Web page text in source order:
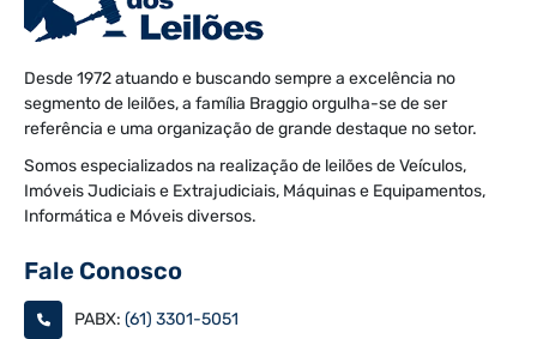
Desde 1972 atuando e buscando sempre a excelência no
segmento de leilões, a família Braggio orgulha-se de ser
referência e uma organização de grande destaque no setor.
Somos especializados na realização de leilões de Veículos,
Imóveis Judiciais e Extrajudiciais, Máquinas e Equipamentos,
Informática e Móveis diversos.
Fale Conosco
PABX: (61) 3301-5051